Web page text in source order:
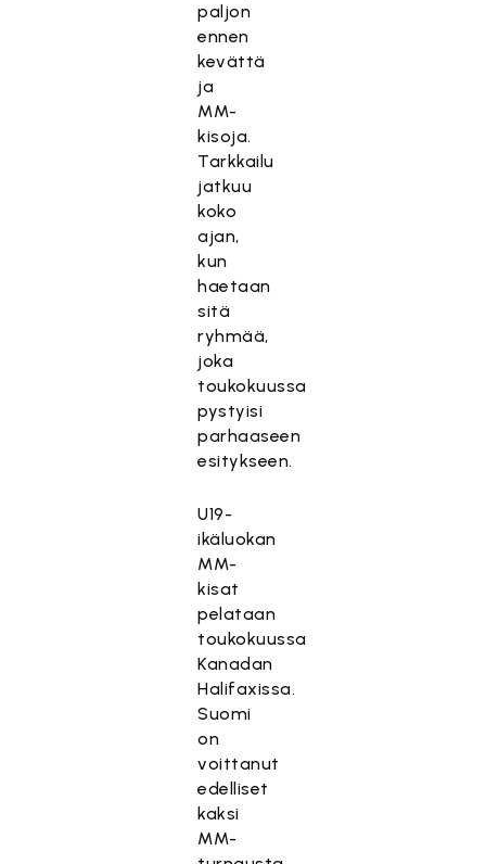
paljon
ennen
kevättä
ja
MM-
kisoja.
Tarkkailu
jatkuu
koko
ajan,
kun
haetaan
sitä
ryhmää,
joka
toukokuussa
pystyisi
parhaaseen
esitykseen.
U19-
ikäluokan
MM-
kisat
pelataan
toukokuussa
Kanadan
Halifaxissa.
Suomi
on
voittanut
edelliset
kaksi
MM-